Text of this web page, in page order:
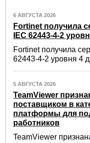
6 АВГУСТА 2026
Fortinet получила
IEC 62443-4-2
Fortinet получила
62443-4-2 уровня 4
5 АВГУСТА 2026
TeamViewer
поставщиком в
платформы для
работников
TeamViewer